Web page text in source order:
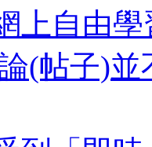
上自由
(帖子)